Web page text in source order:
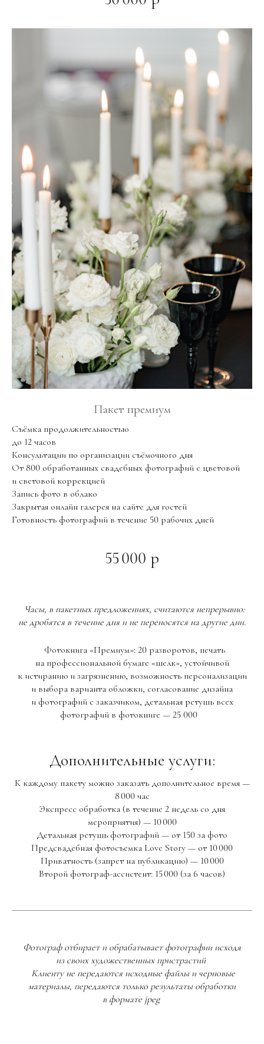
Пакет премиум
Съёмка продолжительностью
до 12 часов
Консультации по организации съёмочного дня
От 800 обработанных свадебных фотографий с цветовой
и световой коррекцией
Запись фото в облако
Закрытая онлайн галерея на сайте для гостей
Готовность фотографий в течение 50 рабочих дней
55 000 р
Часы, в пакетных предложениях, считаются непрерывно:
не дробятся в течение дня и не переносятся на другие дни.
Фотокнига «Премиум»: 20 разворотов, печать
на профессиональной бумаге «шелк», устойчивой
к истиранию и загрязнению, возможность персонализации
и выбора варианта обложки, согласование дизайна
и фотографий с заказчиком, детальная ретушь всех
фотографий в фотокниге — 25 000
Дополнительные услуги:
К каждому пакету можно заказать дополнительное время —
8 000 час
Экспресс обработка (в течение 2 недель со дня
мероприятия) — 10 000
Детальная ретушь фотографий — от 150 за фото
Предсвадебная фотосъемка Love Story — от 10 000
Приватность (запрет на публикацию) — 10 000
Второй фотограф-ассистент: 15 000 (за 6 часов)
Фотограф отбирает и обрабатывает фотографии исходя
из своих художественных пристрастий
Клиенту не передаются исходные файлы и черновые
материалы, передаются только результаты обработки
в формате jpeg